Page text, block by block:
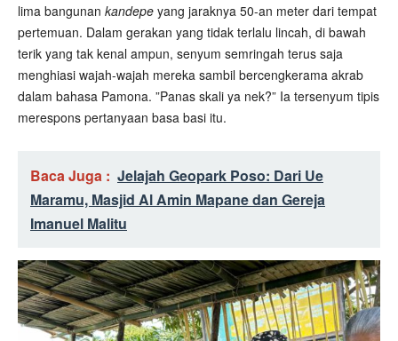
lima bangunan kandepe yang jaraknya 50-an meter dari tempat
pertemuan. Dalam gerakan yang tidak terlalu lincah, di bawah
terik yang tak kenal ampun, senyum semringah terus saja
menghiasi wajah-wajah mereka sambil bercengkerama akrab
dalam bahasa Pamona. ”Panas skali ya nek?” Ia tersenyum tipis
merespons pertanyaan basa basi itu.
Baca Juga : Jelajah Geopark Poso: Dari Ue
Maramu, Masjid Al Amin Mapane dan Gereja
Imanuel Malitu